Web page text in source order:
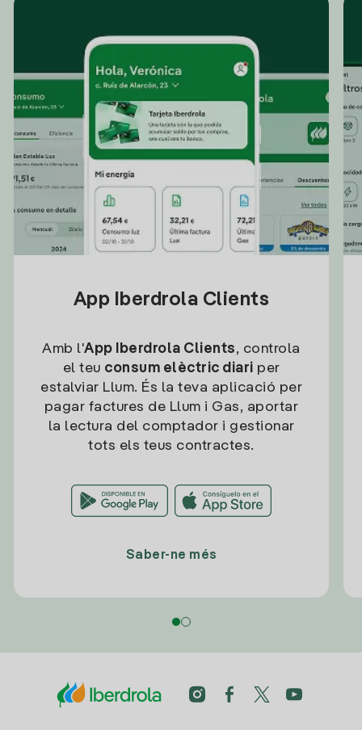
App Iberdrola Clients
Amb l'App Iberdrola Clients, controla
el teu consum elèctric diari per
estalviar Llum. És la teva aplicació per
pagar factures de Llum i Gas, aportar
la lectura del comptador i gestionar
tots els teus contractes.
Saber-ne més